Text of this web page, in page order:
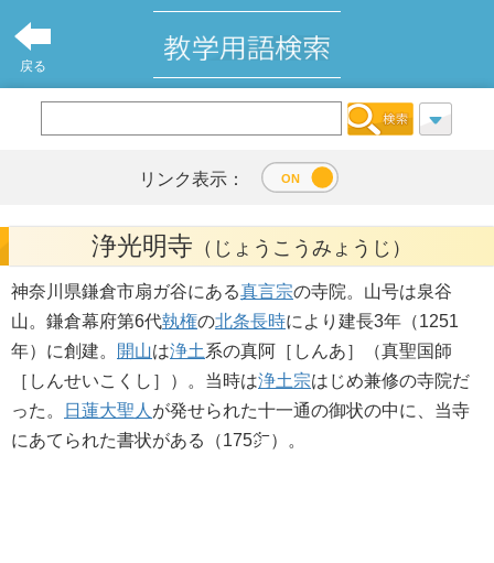
戻る
リンク表示：
浄光明寺 （じょうこうみょうじ）
神奈川県鎌倉市扇ガ谷にある真言宗の寺院。山号は泉谷
山。鎌倉幕府第6代執権の北条長時により建長3年（1251
年）に創建。
開山は浄土系の真阿［しんあ］（真聖国師
［しんせいこくし］）。当時は浄土宗はじめ兼修の寺院だ
った。
日蓮大聖人 が発せられた十一通の御状の中に、当寺
にあてられた書状がある（175㌻）。